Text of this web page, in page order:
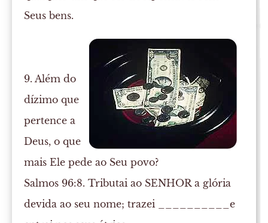
Seus bens.
9. Além do
dízimo que
pertence a
Deus, o que
mais Ele pede ao Seu povo?
Salmos 96:8. Tributai ao SENHOR a glória
devida ao seu nome; trazei __________e